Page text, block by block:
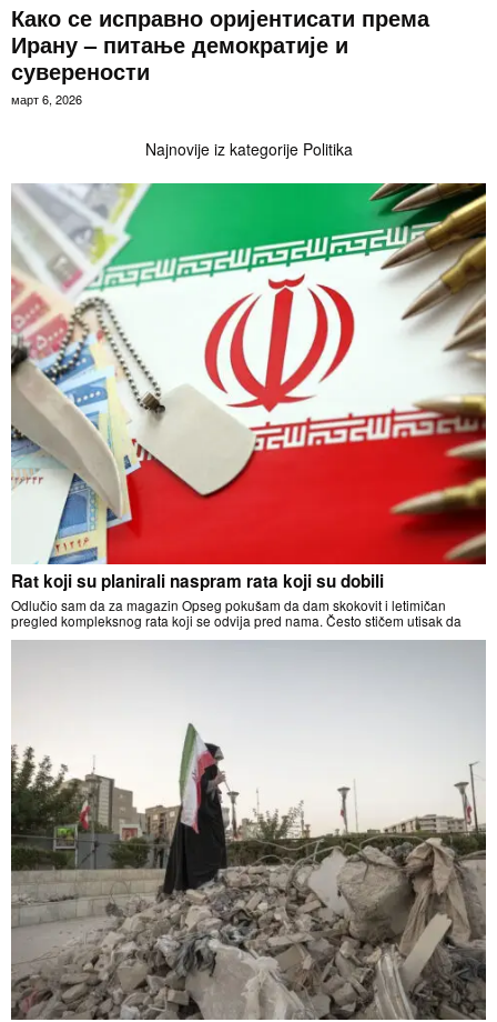
Како се исправно оријентисати према
Ирану – питање демократије и
суверености
март 6, 2026
Najnovije iz kategorije Politika
Rat koji su planirali naspram rata koji su dobili
Odlučio sam da za magazin Opseg pokušam da dam skokovit i letimičan
pregled kompleksnog rata koji se odvija pred nama. Često stičem utisak da